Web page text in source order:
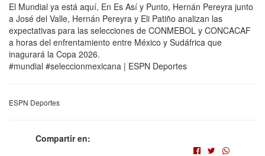
El Mundial ya está aquí, En Es Así y Punto, Hernán Pereyra junto
a José del Valle, Hernán Pereyra y Eli Patiño analizan las
expectativas para las selecciones de CONMEBOL y CONCACAF
a horas del enfrentamiento entre México y Sudáfrica que
inagurará la Copa 2026.
#mundial #seleccionmexicana | ESPN Deportes
ESPN Deportes
Compartir en: